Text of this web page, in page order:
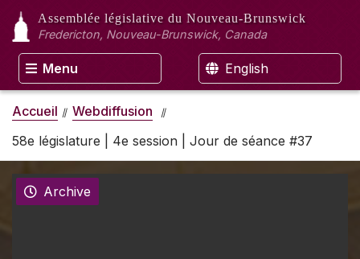
Assemblée législative du Nouveau-Brunswick
Fredericton, Nouveau-Brunswick, Canada
Menu English
Accueil
Webdiffusion
58e législature | 4e session | Jour de séance #37
Archive